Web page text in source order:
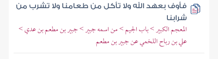
فأوف بعهد الله ولا تأكل من طعامنا ولا تشرب من
شرابنا
المعجم الكبير > باب الجيم > من اسمه جبير > جبير بن مطعم بن عدي >
علي بن رباح اللخمي عن جبير بن مطعم